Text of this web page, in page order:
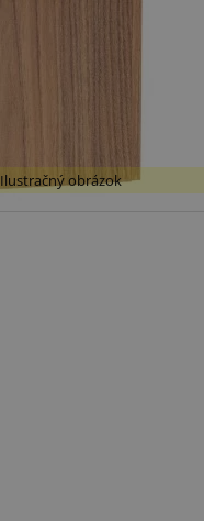
Ilustračný obrázok